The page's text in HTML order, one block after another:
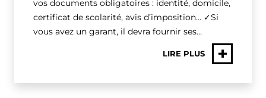
vos documents obligatoires : identité, domicile,
certificat de scolarité, avis d’imposition… ✓Si
vous avez un garant, il devra fournir ses…
LIRE PLUS +